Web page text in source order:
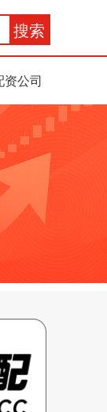
搜索
资公司